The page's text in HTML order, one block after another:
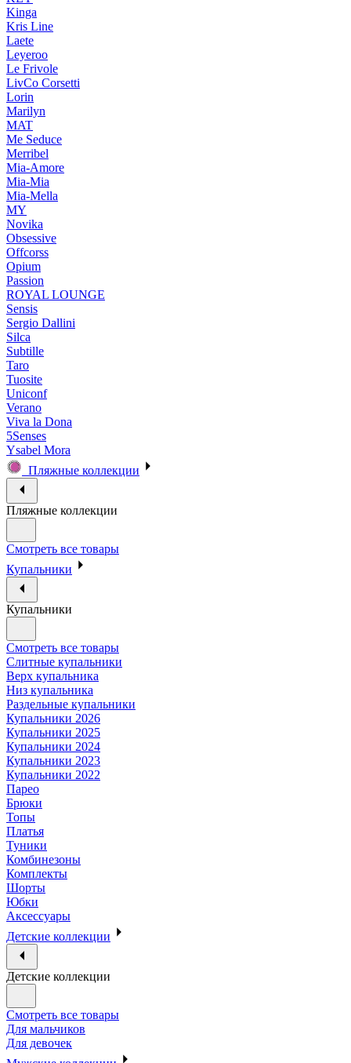
Kinga
Kris Line
Laete
Leyeroo
Le Frivole
LivCo Corsetti
Lorin
Marilyn
MAT
Me Seduce
Merribel
Mia-Amore
Mia-Mia
Mia-Mella
MY
Novika
Obsessive
Offcorss
Opium
Passion
ROYAL LOUNGE
Sensis
Sergio Dallini
Silca
Subtille
Taro
Tuosite
Uniconf
Verano
Viva la Dona
5Senses
Ysabel Mora
Пляжные коллекции
Пляжные коллекции
Смотреть все товары
Купальники
Купальники
Смотреть все товары
Слитные купальники
Верх купальника
Низ купальника
Раздельные купальники
Купальники 2026
Купальники 2025
Купальники 2024
Купальники 2023
Купальники 2022
Парео
Брюки
Топы
Платья
Туники
Комбинезоны
Комплекты
Шорты
Юбки
Аксессуары
Детские коллекции
Детские коллекции
Смотреть все товары
Для мальчиков
Для девочек